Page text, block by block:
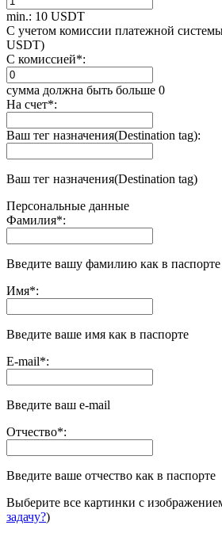
min.: 10 USDT
С учетом комиссии платежной
USDT)
С комиссией*:
сумма должна быть больше 0
На счет*:
Ваш тег назначения(Destination tag):
Ваш тег назначения(Destination tag)
Персональные данные
Фамилия*:
Введите вашу фамилию как в паспорте
Имя*:
Введите ваше имя как в паспорте
E-mail*:
Введите ваш e-mail
Отчество*:
Введите ваше отчество как в паспорте
Выберите все картинки с
задачу?)